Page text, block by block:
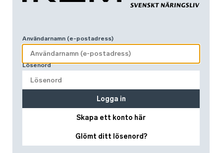
Användarnamn (e-postadress)
Lösenord
Skapa ett konto här
Glömt ditt lösenord?
Logga in